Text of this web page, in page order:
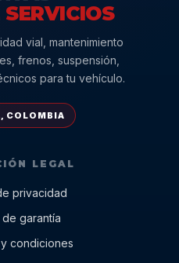
vial, mantenimiento
frenos, suspensión,
para tu vehículo.
COLOMBIA
LEGAL
privacidad
garantía
condiciones